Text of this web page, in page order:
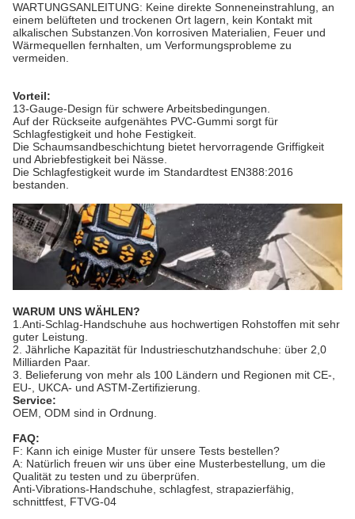
WARTUNGSANLEITUNG: Keine direkte Sonneneinstrahlung, an
einem belüfteten und trockenen Ort lagern, kein Kontakt mit
alkalischen Substanzen.Von korrosiven Materialien, Feuer und
Wärmequellen fernhalten, um Verformungsprobleme zu
vermeiden.
Vorteil:
13-Gauge-Design für schwere Arbeitsbedingungen.
Auf der Rückseite aufgenähtes PVC-Gummi sorgt für
Schlagfestigkeit und hohe Festigkeit.
Die Schaumsandbeschichtung bietet hervorragende Griffigkeit
und Abriebfestigkeit bei Nässe.
Die Schlagfestigkeit wurde im Standardtest EN388:2016
bestanden.
WARUM UNS WÄHLEN?
1.Anti-Schlag-Handschuhe aus hochwertigen Rohstoffen mit sehr
guter Leistung.
2. Jährliche Kapazität für Industrieschutzhandschuhe: über 2,0
Milliarden Paar.
3. Belieferung von mehr als 100 Ländern und Regionen mit CE-,
EU-, UKCA- und ASTM-Zertifizierung.
Service:
OEM, ODM sind in Ordnung.
FAQ:
F: Kann ich einige Muster für unsere Tests bestellen?
A: Natürlich freuen wir uns über eine Musterbestellung, um die
Qualität zu testen und zu überprüfen.
Anti-Vibrations-Handschuhe, schlagfest, strapazierfähig,
schnittfest, FTVG-04